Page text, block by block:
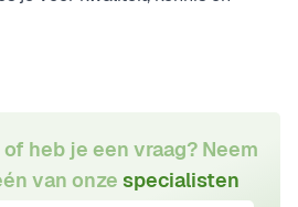
heb je een vraag? Neem
van onze specialisten